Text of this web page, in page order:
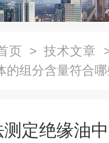
页 > 技术文章
的组分含量符合
定绝缘油